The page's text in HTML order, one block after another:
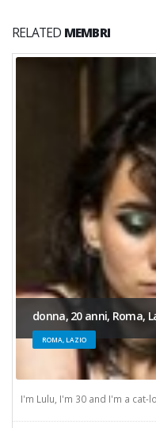
RELATED MEMBRI
donna, 20 anni, Roma,
ROMA, LAZIO
I'm Lulu, I'm 30 and I'm a cat-